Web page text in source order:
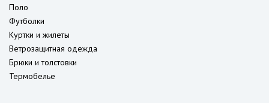
Поло
Футболки
Куртки и жилеты
Ветрозащитная одежда
Брюки и толстовки
Термобелье